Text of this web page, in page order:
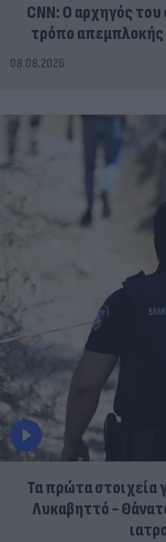
CNN: Ο αρχηγός
τρόπο απεμπλοκής
08.08.2026
Τα πρώτα στοιχεία
Λυκαβηττό -